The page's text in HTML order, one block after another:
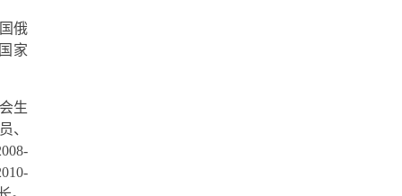
俄
家
生
、